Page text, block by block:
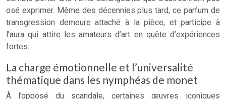
osé exprimer. Même des décennies plus tard, ce parfum de
transgression demeure attaché à la pièce, et participe à
l’aura qui attire les amateurs d’art en quête d’expériences
fortes.
La charge émotionnelle et l’universalité
thématique dans les nymphéas de monet
À l’opposé du scandale, certaines œuvres iconiques